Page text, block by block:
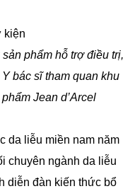
phẩm hỗ trợ điều trị,
bác sĩ tham quan khu
Jean d’Arcel
da liễu miền nam năm
chuyên ngành da liễu
diễn đàn kiến thức bổ